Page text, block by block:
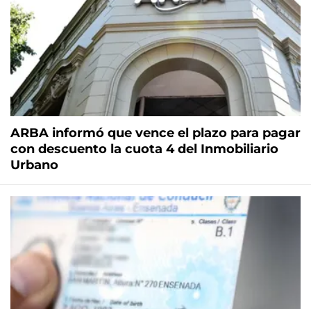
ARBA informó que vence el plazo para pagar
con descuento la cuota 4 del Inmobiliario
Urbano